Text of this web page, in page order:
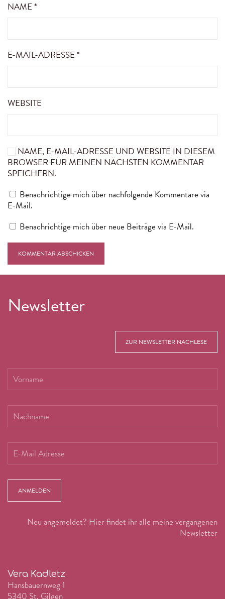
NAME *
E-MAIL-ADRESSE *
WEBSITE
NAME, E-MAIL-ADRESSE UND WEBSITE IN DIESEM
BROWSER FÜR MEINEN NÄCHSTEN KOMMENTAR
SPEICHERN.
Benachrichtige mich über nachfolgende Kommentare via
E-Mail.
Benachrichtige mich über neue Beiträge via E-Mail.
KOMMENTAR ABSCHICKEN
Newsletter
ZUR NEWSLETTER NACHLESE
ANMELDEN
Neu angemeldet? Hier findet ihr alle meine vergangenen
Newsletter
Vera Kadletz
Hansbauernweg 1
5340 St. Gilgen